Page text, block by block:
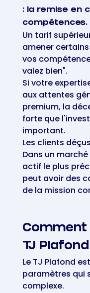
: la remise en
compétences.
Un tarif
amener
vos
valez bien".
Si votre
aux attentes
premium, la
forte que
important.
Les clients
Dans un
actif le plus
peut avoir des
de la mission
TJ Plafond
Le TJ Plafond
paramètres qui
complexe.